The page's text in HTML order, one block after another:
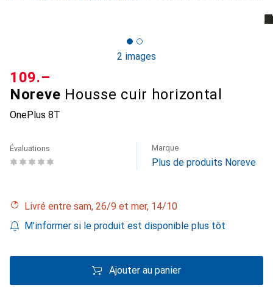
2 images
Noreve Housse cuir horizontal
OnePlus 8T
CHF
109.–
Évaluations Marque
Plus de produits Noreve
Livré entre sam, 26/9 et mer, 14/10
M'informer si le produit est disponible plus tôt
Ajouter au panier